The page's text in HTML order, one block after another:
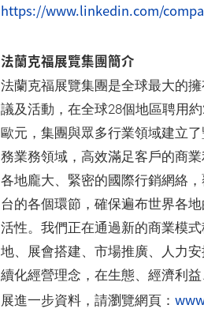
https://www.linkedin.com/
法蘭克福展覽集團簡介
法蘭克福展覽集團是全球最大的
議及活動，在全球28個地區聘用
歐元，集團與眾多行業領域建立
務業務領域，高效滿足客戶的商
各地龐大、緊密的國際行銷網絡
台的各個環節，確保遍布世界各
活性。我們正在通過新的商業模
地、展會搭建、市場推廣、人力
續化經營理念，在生態、經濟利
展進一步資料，請瀏覽網頁：